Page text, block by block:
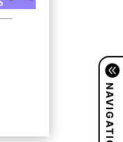
NAVIGATION